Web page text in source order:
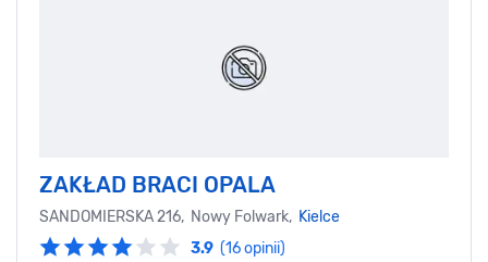
ZAKŁAD BRACI OPALA
SANDOMIERSKA 216, Nowy Folwark, Kielce
3.9 (16 opinii)